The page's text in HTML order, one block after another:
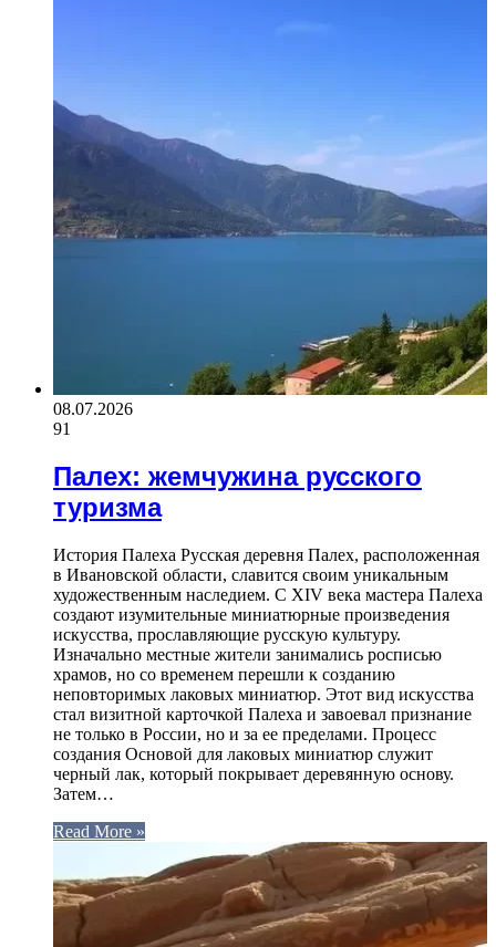
08.07.2026
91
Палех: жемчужина русского
туризма
История Палеха Русская деревня Палех, расположенная
в Ивановской области, славится своим уникальным
художественным наследием. С XIV века мастера Палеха
создают изумительные миниатюрные произведения
искусства, прославляющие русскую культуру.
Изначально местные жители занимались росписью
храмов, но со временем перешли к созданию
неповторимых лаковых миниатюр. Этот вид искусства
стал визитной карточкой Палеха и завоевал признание
не только в России, но и за ее пределами. Процесс
создания Основой для лаковых миниатюр служит
черный лак, который покрывает деревянную основу.
Затем…
Read More »